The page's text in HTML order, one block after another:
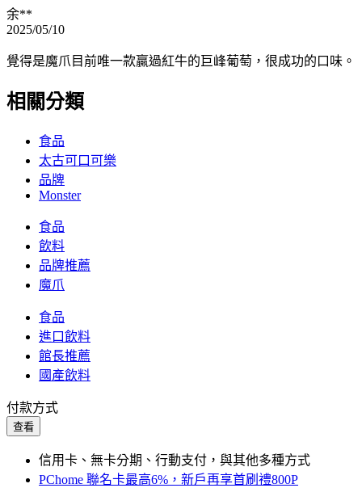
余**
2025/05/10
覺得是魔爪目前唯一款贏過紅牛的巨峰葡萄，很成功的口味。
相關分類
食品
太古可口可樂
品牌
Monster
食品
飲料
品牌推薦
魔爪
食品
進口飲料
館長推薦
國產飲料
付款方式
查看
信用卡、無卡分期、行動支付，與其他多種方式
PChome 聯名卡最高6%，新戶再享首刷禮800P